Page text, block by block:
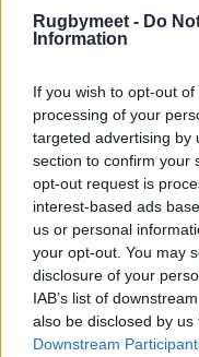
Rugbymeet - Do
Information
If you wish to opt-out
processing of your
targeted advertising by
section to confirm your
opt-out request is
interest-based ads
us or personal
your opt-out. You may
disclosure of your
IAB’s list of
also be disclosed by
Downstream